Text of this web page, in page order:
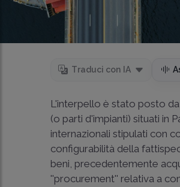
Traduci con IA
L'interpello è stato posto
(o parti d'impianti) situati in
internazionali stipulati con
configurabilità della
beni, precedentemente
''procurement'' relativa a